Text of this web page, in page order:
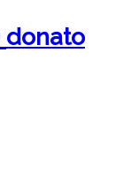
donato